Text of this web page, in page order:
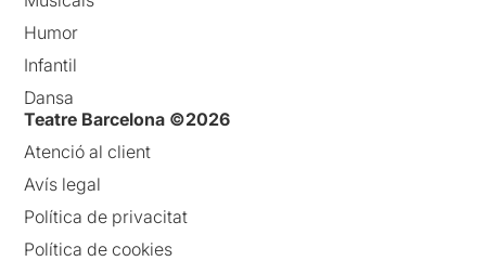
Humor
Infantil
Dansa
Teatre Barcelona ©2026
Atenció al client
Avís legal
Política de privacitat
Política de cookies